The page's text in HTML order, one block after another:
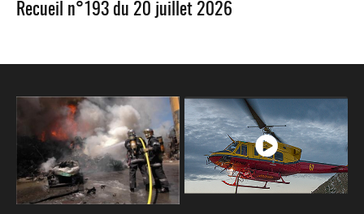
Recueil n°193 du 20 juillet 2026